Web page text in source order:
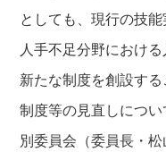
としても、現行の技
人手不足分野におけ
新たな制度を創設す
制度等の見直しにつ
別委員会（委員長・